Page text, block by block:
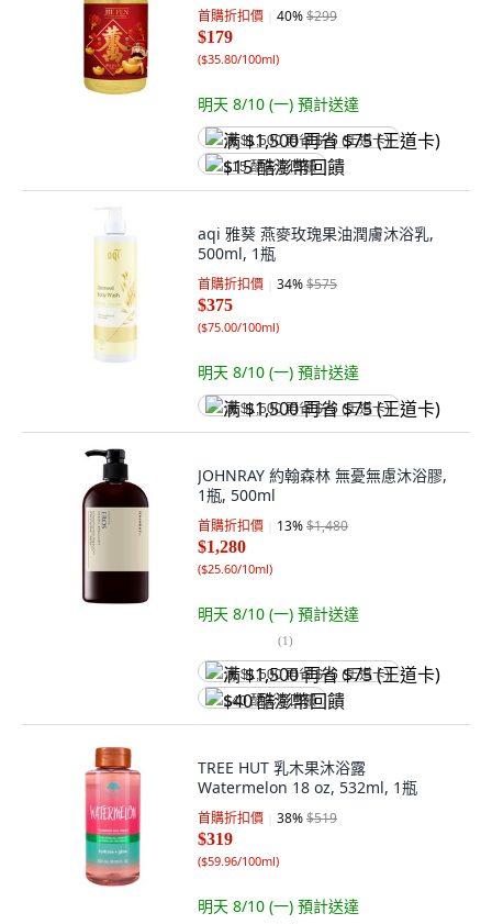
首購折扣價 40%$299
$179
($35.80/100ml)
明天 8/10 (一) 預計送達
满 $1,500 再省 $75 (王道卡)
$15 酷澎幣回饋
aqi 雅葵 燕麥玫瑰果油潤膚沐浴乳,
500ml, 1瓶
首購折扣價 34%$575
$375
($75.00/100ml)
明天 8/10 (一) 預計送達
满 $1,500 再省 $75 (王道卡)
JOHNRAY 約翰森林 無憂無慮沐浴膠,
1瓶, 500ml
首購折扣價 13%$1,480
$1,280
($25.60/10ml)
明天 8/10 (一) 預計送達
(1)
满 $1,500 再省 $75 (王道卡)
$40 酷澎幣回饋
TREE HUT 乳木果沐浴露
Watermelon 18 oz, 532ml, 1瓶
首購折扣價 38%$519
$319
($59.96/100ml)
明天 8/10 (一) 預計送達